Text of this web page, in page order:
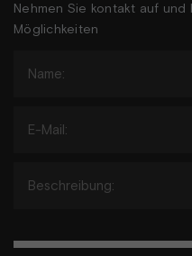
Nehmen Sie kontakt auf
Möglichkeiten